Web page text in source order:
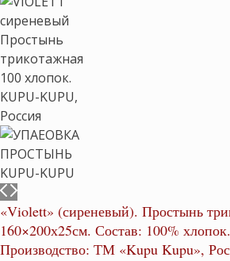
«Violett» (сиреневый). Простынь
160×200х25см. Состав: 100%
Производство: ТМ «Kupu Kupu»,